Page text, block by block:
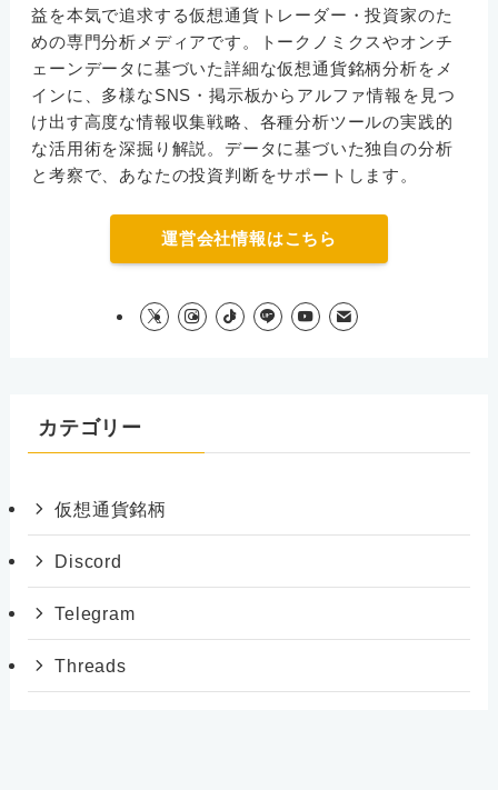
益を本気で追求する仮想通貨トレーダー・投資家のた
めの専門分析メディアです。トークノミクスやオンチ
ェーンデータに基づいた詳細な仮想通貨銘柄分析をメ
インに、多様なSNS・掲示板からアルファ情報を見つ
け出す高度な情報収集戦略、各種分析ツールの実践的
な活用術を深掘り解説。データに基づいた独自の分析
と考察で、あなたの投資判断をサポートします。
運営会社情報はこちら
カテゴリー
仮想通貨銘柄
Discord
Telegram
Threads